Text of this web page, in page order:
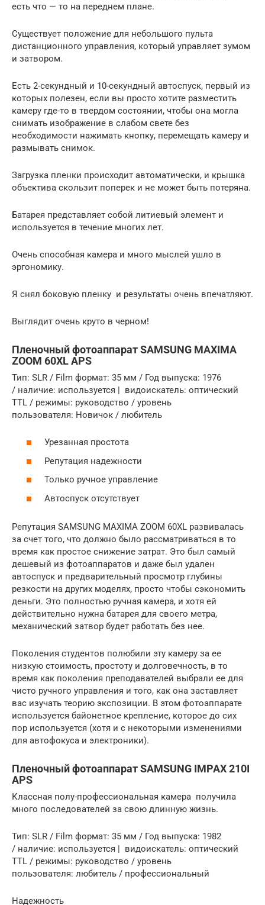
есть что — то на переднем плане.
Существует положение для небольшого пульта
дистанционного управления, который управляет зумом
и затвором.
Есть 2-секундный и 10-секундный автоспуск, первый из
которых полезен, если вы просто хотите разместить
камеру где-то в твердом состоянии, чтобы она могла
снимать изображение в слабом свете без
необходимости нажимать кнопку, перемещать камеру и
размывать снимок.
Загрузка пленки происходит автоматически, и крышка
объектива скользит поперек и не может быть потеряна.
Батарея представляет собой литиевый элемент и
используется в течение многих лет.
Очень способная камера и много мыслей ушло в
эргономику.
Я снял боковую пленку и результаты очень впечатляют.
Выглядит очень круто в черном!
Пленочный фотоаппарат SAMSUNG MAXIMA
ZOOM 60XL APS
Тип: SLR / Film формат: 35 мм / Год выпуска: 1976
/ наличие: используется | видоискатель: оптический
TTL / режимы: руководство / уровень
пользователя: Новичок / любитель
Урезанная простота
Репутация надежности
Только ручное управление
Автоспуск отсутствует
Репутация SAMSUNG MAXIMA ZOOM 60XL развивалась
за счет того, что должно было рассматриваться в то
время как простое снижение затрат. Это был самый
дешевый из фотоаппаратов и даже был удален
автоспуск и предварительный просмотр глубины
резкости на других моделях, просто чтобы сэкономить
деньги. Это полностью ручная камера, и хотя ей
действительно нужна батарея для своего метра,
механический затвор будет работать без нее.
Поколения студентов полюбили эту камеру за ее
низкую стоимость, простоту и долговечность, в то
время как поколения преподавателей выбрали ее для
чисто ручного управления и того, как она заставляет
вас изучать теорию экспозиции. В этом фотоаппарате
используется байонетное крепление, которое до сих
пор используется (хотя и с некоторыми изменениями
для автофокуса и электроники).
Пленочный фотоаппарат SAMSUNG IMPAX 210I
APS
Классная полу-профессиональная камера получила
много последователей за свою длинную жизнь.
Тип: SLR / Film формат: 35 мм / Год выпуска: 1982
/ наличие: используется | видоискатель: оптический
TTL / режимы: руководство / уровень
пользователя: любитель / профессиональный
Надежность